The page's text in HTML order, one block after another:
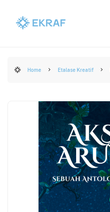
Home Etalase Kreatif